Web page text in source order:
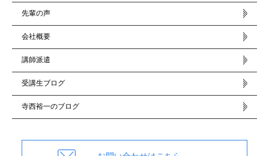
先輩の声
会社概要
講師派遣
受講生ブログ
寺西裕一のブログ